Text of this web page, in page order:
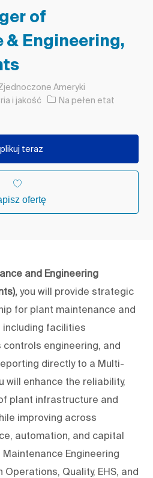
of
& Engineering,
Ameryki
i jakość Rodzaj pracy
Na pełen etat
teraz
ofertę
and Engineering
you will provide strategic
for plant maintenance and
including facilities
engineering, and
directly to a Multi-
will enhance the reliability,
plant infrastructure and
improving across
automation, and capital
Engineering
Quality, EHS, and